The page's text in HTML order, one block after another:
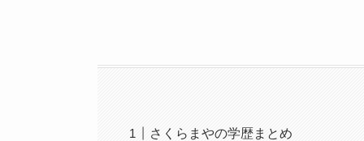
さくらまやの学歴まとめ